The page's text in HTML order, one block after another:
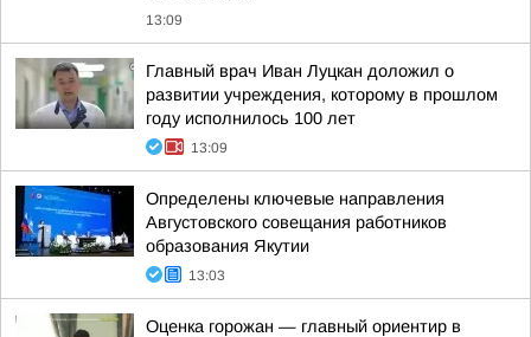
13:09
Главный врач Иван Луцкан доложил о
развитии учреждения, которому в прошлом
году исполнилось 100 лет
13:09
Определены ключевые направления
Августовского совещания работников
образования Якутии
13:03
Оценка горожан — главный ориентир в